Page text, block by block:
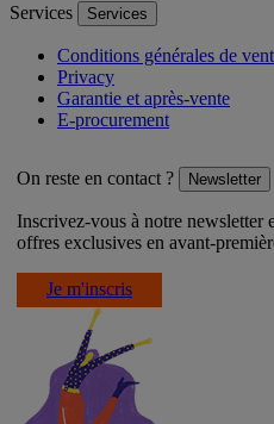
Services Services
Conditions générales de
Privacy
Garantie et après-vente
E-procurement
On reste en contact ? Newsletter
Inscrivez-vous à notre newsletter
offres exclusives en avant-
Je m'inscris